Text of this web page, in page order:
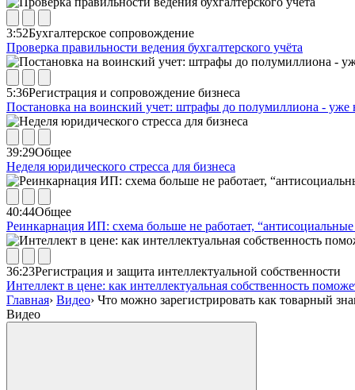
3:52Бухгалтерское сопровождение
Проверка правильности ведения бухгалтерского учёта
5:36Регистрация и сопровождение бизнеса
Постановка на воинский учет: штрафы до полумиллиона - уже
39:29Общее
Неделя юридического стресса для бизнеса
40:44Общее
Реинкарнация ИП: схема больше не работает,
36:23Регистрация и защита интеллектуальной собственности
Интеллект в цене: как интеллектуальная собственность
Главная› Видео› Что можно зарегистрировать как товарный
Видео